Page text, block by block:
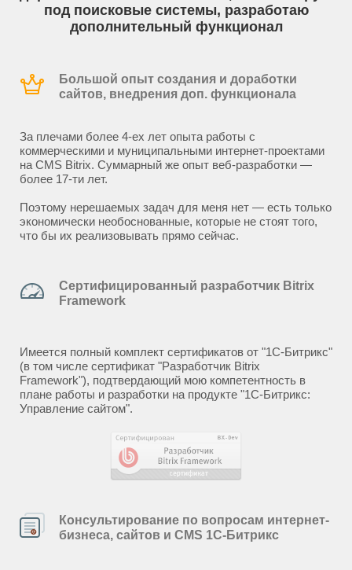
под поисковые системы, разработаю
дополнительный функционал
Большой опыт создания и доработки
сайтов, внедрения доп. функционала
За плечами более 4-ех лет опыта работы с
коммерческими и муниципальными интернет-проектами
на CMS Bitrix. Суммарный же опыт веб-разработки —
более 17-ти лет.
Поэтому нерешаемых задач для меня нет — есть только
экономически необоснованные, которые не стоят того,
что бы их реализовывать прямо сейчас.
Сертифицированный разработчик Bitrix
Framework
Имеется полный комплект сертификатов от "1С-Битрикс"
(в том числе сертификат "Разработчик Bitrix
Framework"), подтвердающий мою компетентность в
плане работы и разработки на продукте "1С-Битрикс:
Управление сайтом".
Консультирование по вопросам интернет-
бизнеса, сайтов и CMS 1С-Битрикс